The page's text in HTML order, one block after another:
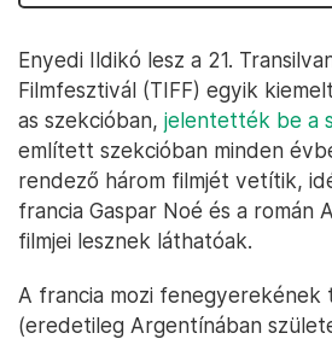
Enyedi Ildikó lesz a 21.
Filmfesztivál (TIFF) egyik
as szekcióban, jelentették be a
említett szekcióban minden
rendező három filmjét vetítik,
francia Gaspar Noé és a román
filmjei lesznek láthatóak.
A francia mozi
(eredetileg Argentínában